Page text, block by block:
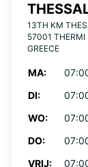
13TH KM
57001 THERMI
GREECE
MA:
DI:
WO:
DO:
VRIJ: